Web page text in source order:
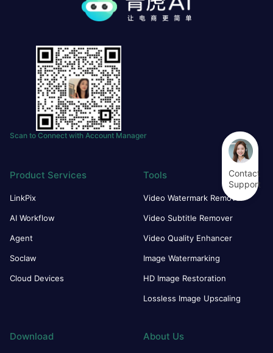
Scan to Connect with Account Manager
Product Services
LinkPix
AI Workflow
Agent
Soclaw
Cloud Devices
Tools
Video Watermark Remover
Video Subtitle Remover
Video Quality Enhancer
Image Watermarking
HD Image Restoration
Lossless Image Upscaling
Download About Us
Contact
Support